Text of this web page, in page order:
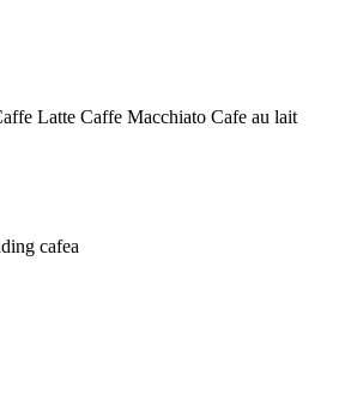
Latte Caffe Macchiato Cafe au lait
cafea